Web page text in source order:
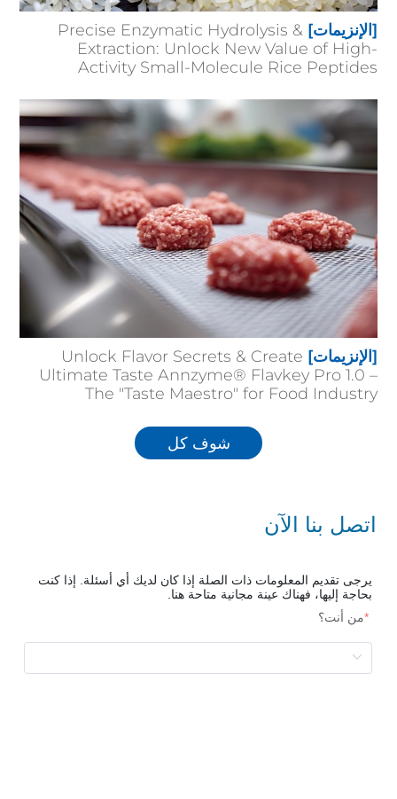
[الإنزيمات] Precise Enzymatic Hydrolysis &
Extraction: Unlock New Value of High-
Activity Small-Molecule Rice Peptides
[الإنزيمات] Unlock Flavor Secrets & Create
Ultimate Taste Annzyme® Flavkey Pro 1.0 –
The "Taste Maestro" for Food Industry
شوف كل